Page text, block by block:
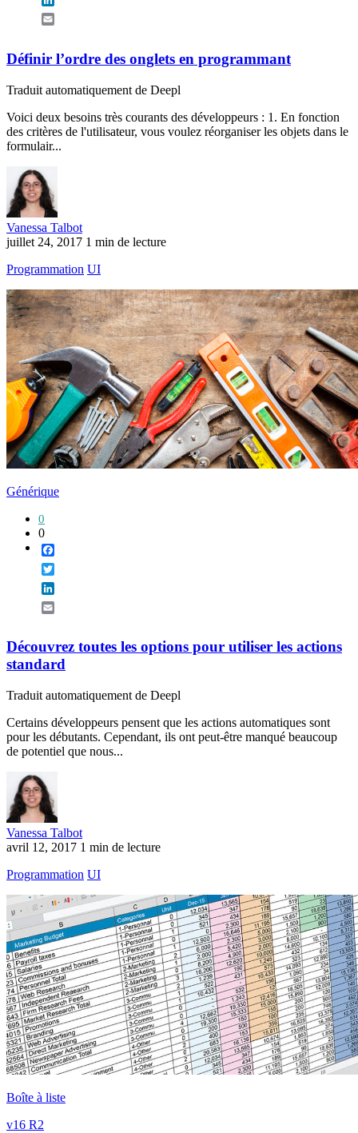
Définir l’ordre des onglets en programmant
Traduit automatiquement de Deepl
Voici deux besoins très courants des développeurs : 1. En fonction
des critères de l'utilisateur, vous voulez réorganiser les objets dans le
formulair...
Vanessa Talbot
juillet 24, 2017 1 min de lecture
Programmation UI
Générique
0
0
Découvrez toutes les options pour utiliser les actions
standard
Traduit automatiquement de Deepl
Certains développeurs pensent que les actions automatiques sont
pour les débutants. Cependant, ils ont peut-être manqué beaucoup
de potentiel que nous...
Vanessa Talbot
avril 12, 2017 1 min de lecture
Programmation UI
Boîte à liste
v16 R2